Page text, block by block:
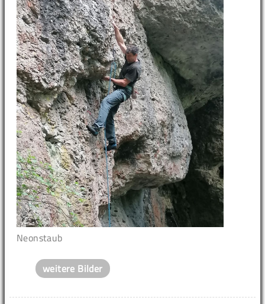
Neonstaub
weitere Bilder